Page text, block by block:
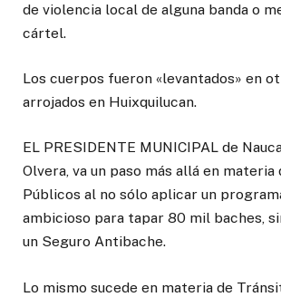
de violencia local de alguna banda o
cártel.
Los cuerpos fueron «levantados» en
arrojados en Huixquilucan.
EL PRESIDENTE MUNICIPAL de
Olvera, va un paso más allá en
Públicos al no sólo aplicar un
ambicioso para tapar 80 mil baches,
un Seguro Antibache.
Lo mismo sucede en materia de